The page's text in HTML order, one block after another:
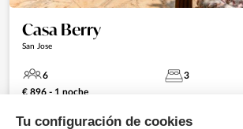
Casa Berry
San Jose
6 3
€ 896 - 1 noche